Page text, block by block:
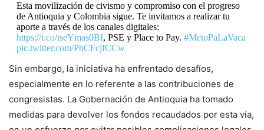
Esta movilización de civismo y compromiso con el progreso
de Antioquia y Colombia sigue. Te invitamos a realizar tu
aporte a través de los canales digitales:
https://t.co/tseYmas0BI, PSE y Place to Pay. #MetoPaLaVaca
pic.twitter.com/PbCFcjfCCw
— Gobernación de Antioquia (@GobAntioquia)April 11,
2024
Sin embargo, la iniciativa ha enfrentado desafíos,
especialmente en lo referente a las contribuciones de
congresistas. La Gobernación de Antioquia ha tomado
medidas para devolver los fondos recaudados por esta vía,